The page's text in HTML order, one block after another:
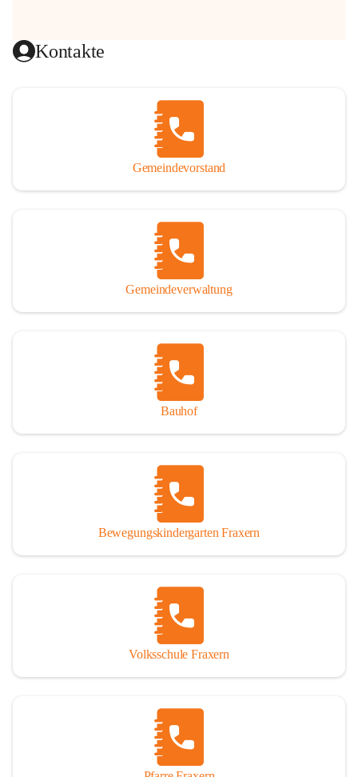
Kontakte
Gemeindevorstand
Gemeindeverwaltung
Bauhof
Bewegungskindergarten Fraxern
Volksschule Fraxern